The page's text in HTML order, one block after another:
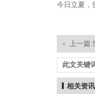
今日立夏，
上一篇:
此文关键
相关资讯